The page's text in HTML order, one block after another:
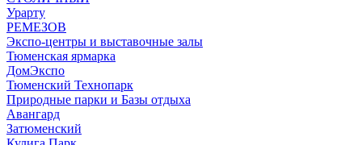
Урарту
РЕМЕЗОВ
Экспо-центры и выставочные залы
Тюменская ярмарка
ДомЭкспо
Тюменский Технопарк
Природные парки и Базы отдыха
Авангард
Затюменский